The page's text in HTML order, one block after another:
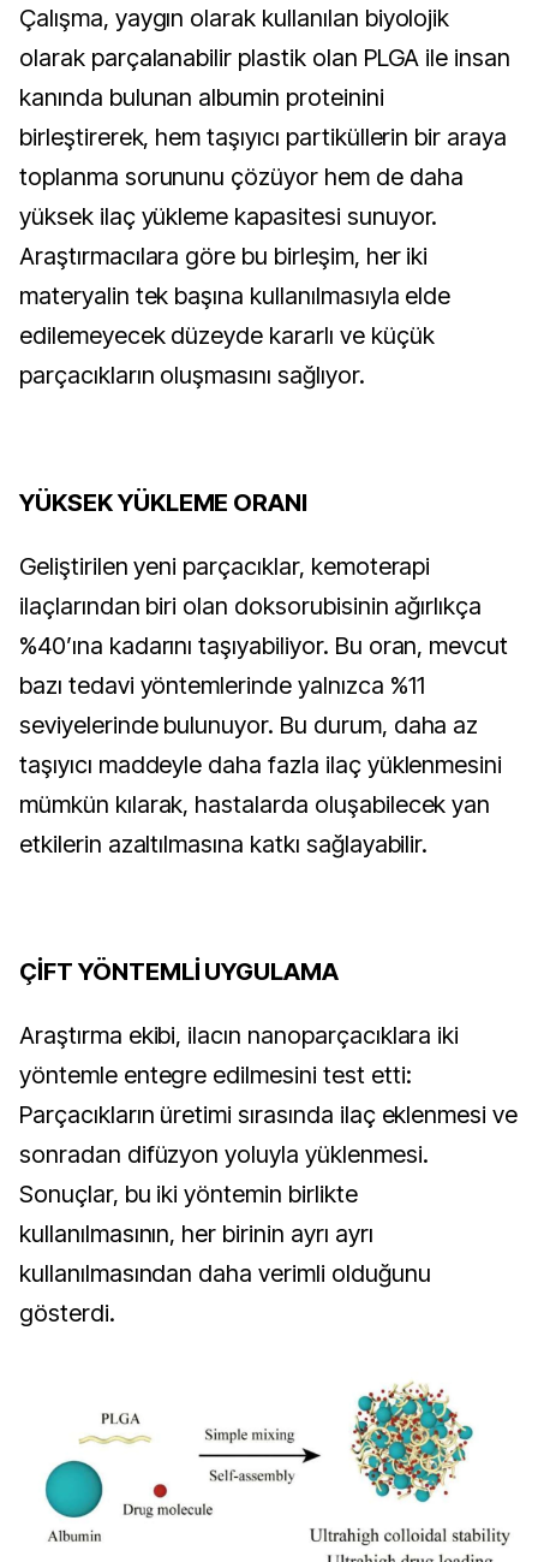
Çalışma, yaygın olarak kullanılan biyolojik
olarak parçalanabilir plastik olan PLGA ile insan
kanında bulunan albumin proteinini
birleştirerek, hem taşıyıcı partiküllerin bir araya
toplanma sorununu çözüyor hem de daha
yüksek ilaç yükleme kapasitesi sunuyor.
Araştırmacılara göre bu birleşim, her iki
materyalin tek başına kullanılmasıyla elde
edilemeyecek düzeyde kararlı ve küçük
parçacıkların oluşmasını sağlıyor.
YÜKSEK YÜKLEME ORANI
Geliştirilen yeni parçacıklar, kemoterapi
ilaçlarından biri olan doksorubisinin ağırlıkça
%40’ına kadarını taşıyabiliyor. Bu oran, mevcut
bazı tedavi yöntemlerinde yalnızca %11
seviyelerinde bulunuyor. Bu durum, daha az
taşıyıcı maddeyle daha fazla ilaç yüklenmesini
mümkün kılarak, hastalarda oluşabilecek yan
etkilerin azaltılmasına katkı sağlayabilir.
ÇİFT YÖNTEMLİ UYGULAMA
Araştırma ekibi, ilacın nanoparçacıklara iki
yöntemle entegre edilmesini test etti:
Parçacıkların üretimi sırasında ilaç eklenmesi ve
sonradan difüzyon yoluyla yüklenmesi.
Sonuçlar, bu iki yöntemin birlikte
kullanılmasının, her birinin ayrı ayrı
kullanılmasından daha verimli olduğunu
gösterdi.